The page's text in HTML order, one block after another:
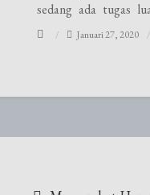
sedang ada tugas
Januari 27, 2020